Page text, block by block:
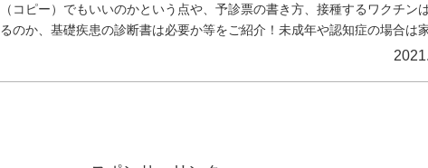
（コピー）でもいいのかという点や、予診票の書き方、接種するワクチン
るのか、基礎疾患の診断書は必要か等をご紹介！未成年や認知症の場合は家